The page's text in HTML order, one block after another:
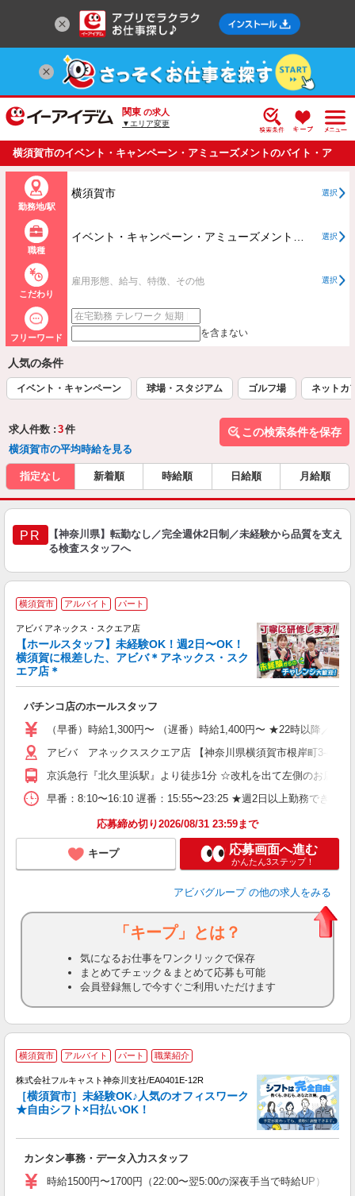
関東 の求人
▼エリア変更
横須賀市のイベント・キャンペーン・アミューズメントのバイト・ア
ルバイト・パートの求人情報一覧
勤務地/駅
横須賀市 選択
職種
選択
こだわり
雇用形態、給与、特徴、その他 選択
フリーワード を含まない
人気の条件
イベント・キャンペーン 球場・スタジアム ゴルフ場 ネットカ
求人件数 : 3件
横須賀市の平均時給を見る
この検索条件を保存
指定なし 新着順 時給順 日給順 月給順
PR
【神奈川県】転勤なし／完全週休2日制／未経験から品質を支え
る検査スタッフへ
横須賀市 アルバイト パート
アビバ アネックス・スクエア店
【ホールスタッフ】未経験OK！週2日〜OK！
横須賀に根差した、アビバ＊アネックス・スク
エア店＊
パチンコ店のホールスタッフ
（早番）時給1,300円〜 （遅番）時給1,400円〜 ★22時以降／
アビバ アネックススクエア店 【神奈川県横須賀市根岸町3-4-11
京浜急行『北久里浜駅』より徒歩1分 ☆改札を出て左側のお店で
早番：8:10〜16:10 遅番：15:55〜23:25 ★週2日以上勤務できる
応募締め切り2026/08/31 23:59まで
キープ 応募画面へ進む
かんたん3ステップ！
アビバグループ の他の求人をみる
「キープ」とは？
気になるお仕事をワンクリックで保存
まとめてチェック＆まとめて応募も可能
会員登録無しで今すぐご利用いただけます
横須賀市 アルバイト パート 職業紹介
株式会社フルキャスト神奈川支社/EA0401E-12R
［横須賀市］未経験OK♪人気のオフィスワーク
★自由シフト×日払いOK！
カンタン事務・データ入力スタッフ
時給1500円〜1700円（22:00〜翌5:00の深夜手当で時給UP） ※給